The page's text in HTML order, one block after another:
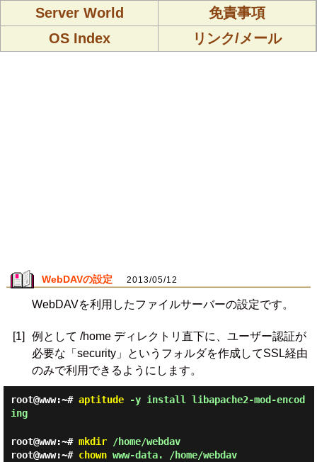
Server World
免責事項
OS Index
リンク/メール
WebDAVの設定 2013/05/12
WebDAVを利用したファイルサーバーの設定です。
[1]
例として /home ディレクトリ直下に、ユーザー認証が
必要な「security」というフォルダを作成してSSL経由
のみで利用できるようにします。
root@www:~# aptitude-y install libapache2-mod-encod
ing
root@www:~# mkdir/home/webdav
root@www:~# chownwww-data. /home/webdav